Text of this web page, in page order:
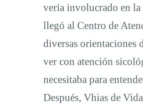
restituido
en
su
vería involucrado en la
llegó al Centro de
diversas orientaciones
ver con atención
necesitaba para
Después, Vhias de